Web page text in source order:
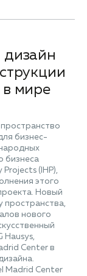
дизайн
в мире
бизнес-
бизнеса
(IHP),
этого
Новый
пространства,
нового
Hausys,
Center в
Madrid Center